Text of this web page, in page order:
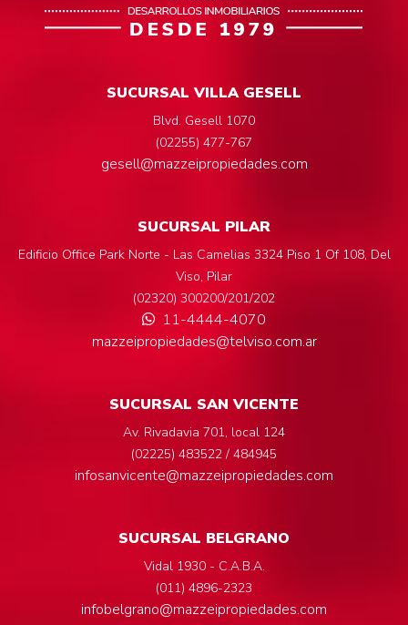
SUCURSAL VILLA GESELL
Blvd. Gesell 1070
(02255) 477-767
gesell@mazzeipropiedades.com
SUCURSAL PILAR
Edificio Office Park Norte - Las Camelias 3324 Piso 1 Of 108, Del
Viso, Pilar
(02320) 300200/201/202
11-4444-4070
mazzeipropiedades@telviso.com.ar
SUCURSAL SAN VICENTE
Av. Rivadavia 701, local 124
(02225) 483522 / 484945
infosanvicente@mazzeipropiedades.com
SUCURSAL BELGRANO
Vidal 1930 - C.A.B.A.
(011) 4896-2323
infobelgrano@mazzeipropiedades.com